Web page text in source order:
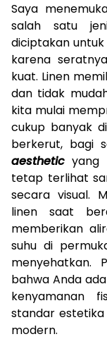
Saya
salah satu
diciptakan
karena
kuat. Linen
dan tidak
kita mulai
cukup banyak
berkerut, bagi
aesthetic yang
tetap terlihat
secara visual.
linen saat
memberikan
suhu di
menyehatkan.
bahwa Anda
kenyamanan
standar
modern.